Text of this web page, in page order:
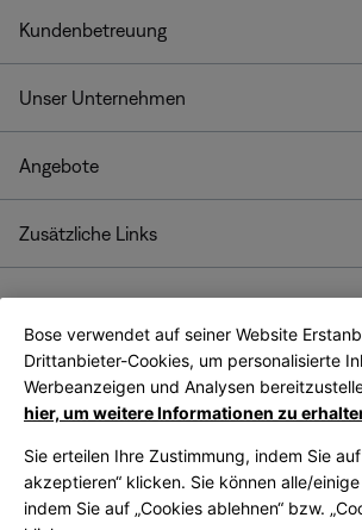
Kundenbetreuung
Unser Unternehmen
Angebote
Zusätzliche Links
Bose App
Bose
App
Bose verwendet auf seiner Website
Drittanbieter-Cookies, um personalisierte
Werbeanzeigen und Analysen
hier, um weitere Informationen zu
Sie erteilen Ihre Zustimmung, indem Sie
akzeptieren“ klicken. Sie können alle/
indem Sie auf „Cookies ablehnen“ bzw.